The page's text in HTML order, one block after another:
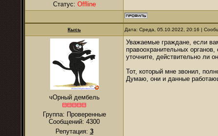
Статус: Offline
Кысь Дата: Среда, 05.10.2022, 20:16 |
чОрный дембель
Группа: Проверенные
Сообщений: 4300
Репутация: 3
Уважаемые граждане, если
правоохранительных
уточните, действительно ли
Тот, который мне звонил,
Думаю, они и данные